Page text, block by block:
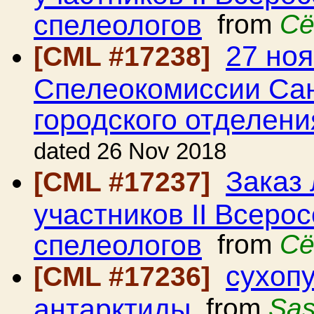
спелеологов from
[CML #17238]
27
Спелеокомиссии
городского
dated 26 Nov 2018
[CML #17237] Заказ
участников II
спелеологов from
[CML #17236]